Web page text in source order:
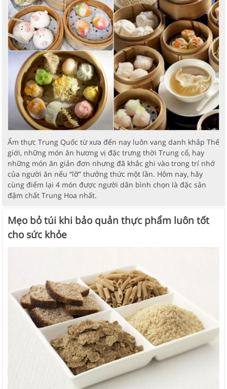
Ẩm thực Trung Quốc từ xưa đến nay luôn vang danh khắp Thế
giới, những món ăn hương vị đặc trưng thời Trung cổ, hay
những món ăn giản đơn nhưng đã khắc ghi vào trong trí nhớ
của người ăn nếu “lỡ” thưởng thức một lần. Hôm nay, hãy
cùng điểm lại 4 món được người dân bình chọn là đặc sản
đậm chất Trung Hoa nhất.
Mẹo bỏ túi khi bảo quản thực phẩm luôn tốt
cho sức khỏe